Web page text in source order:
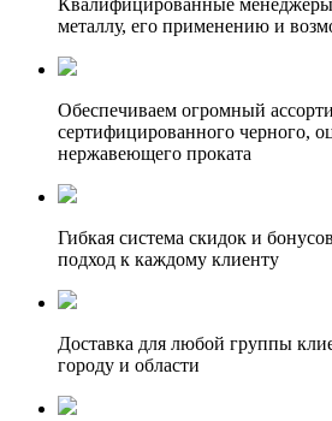
Квалифицированные
металлу, его применению и
Обеспечиваем огромный
сертифицированного черного,
нержавеющего проката
Гибкая система скидок и
подход к каждому клиенту
Доставка для любой группы
городу и области